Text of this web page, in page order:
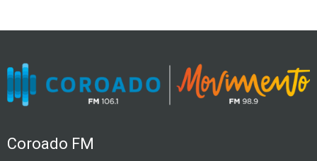
Coroado FM